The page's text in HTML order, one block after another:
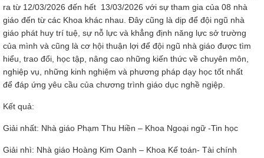
bồi
ra từ 12/03/2026 đến hết 13/03/2026 với sự tham gia của 08 nhà
giáo đến từ các Khoa khác nhau. Đây cũng là dịp để đội ngũ nhà
giáo phát huy trí tuệ, sự nỗ lực và khẳng định năng lực sở trường
của mình và cũng là cơ hội thuận lợi để đội ngũ nhà giáo được tìm
hiểu, trao đổi, học tập, nâng cao những kiến thức về chuyên môn,
nghiệp vụ, những kinh nghiệm và phương pháp dạy học tốt nhất
để đáp ứng yêu cầu của chương trình giáo dục nghề ngiệp.
Kết quả:
Giải nhất: Nhà giáo Phạm Thu Hiền – Khoa Ngoại ngữ -Tin học
Giải nhì: Nhà giáo Hoàng Kim Oanh – Khoa Kế toán- Tài chính